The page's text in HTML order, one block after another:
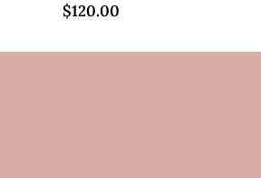
$120.00